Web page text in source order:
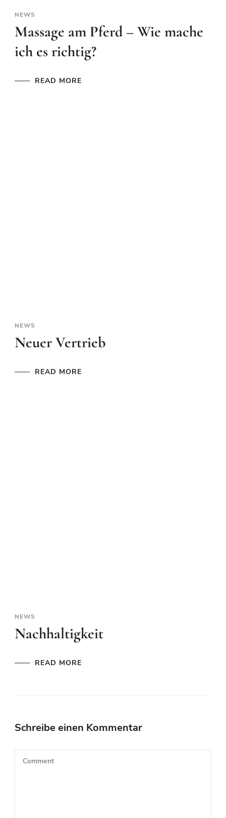
NEWS
Massage am Pferd – Wie mache
ich es richtig?
READ MORE
NEWS
Neuer Vertrieb
READ MORE
NEWS
Nachhaltigkeit
READ MORE
Schreibe einen Kommentar